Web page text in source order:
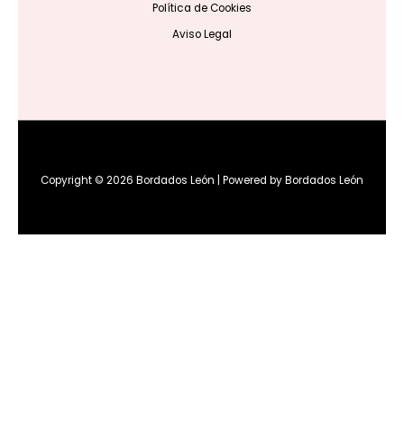
Política de Cookies
Aviso Legal
Copyright © 2026 Bordados León | Powered by Bordados León